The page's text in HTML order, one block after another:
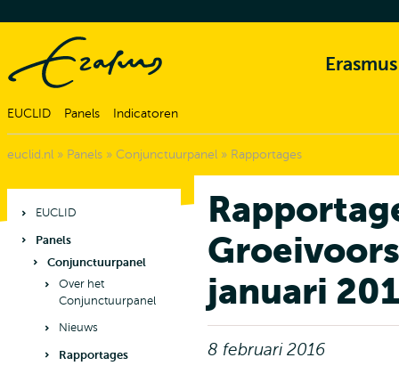
EUCLID Panels Indicatoren
euclid.nl» Panels» Conjunctuurpanel» Rapportages
EUCLID
Panels
Conjunctuurpanel
Over het
Conjunctuurpanel
Nieuws
Rapportages
januari
8 februari 2016